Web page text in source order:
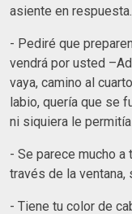
asiente en respuesta.
- Pediré que
vendrá por usted
vaya, camino al
labio, quería que se
ni siquiera le
- Se parece mucho
través de la ventana,
- Tiene tu color de